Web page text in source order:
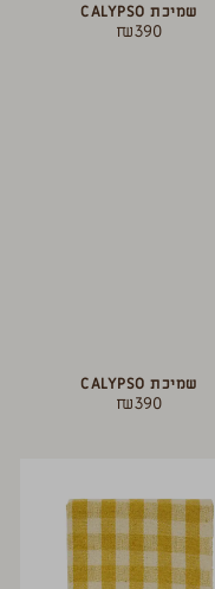
שמיכת CALYPSO
₪390
שמיכת CALYPSO
₪390